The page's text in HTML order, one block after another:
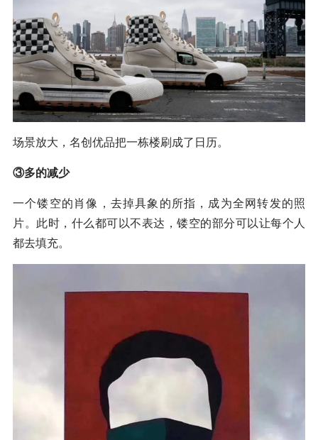
场景放大，名创优品把一栋楼刷成了日历。
③多的减少
一个镂空的肖像，去掉具象的所指，成为全网转发的照
片。此时，什么都可以不表达，镂空的部分可以让每个人
都去填充。